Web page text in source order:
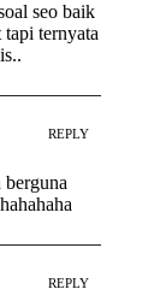
seo baik
tapi ternyata
REPLY
berguna
REPLY